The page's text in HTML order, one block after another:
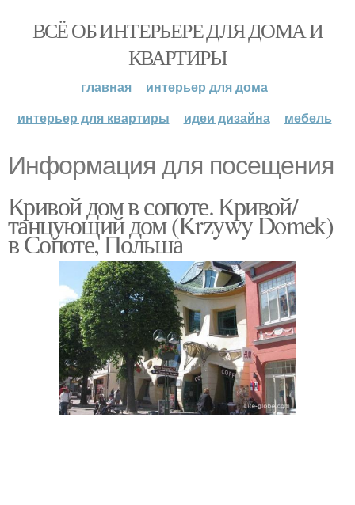
ВСЁ ОБ ИНТЕРЬЕРЕ ДЛЯ ДОМА И
КВАРТИРЫ
главная
интерьер для дома
интерьер для квартиры
идеи дизайна мебель
Информация для посещения
Кривой дом в сопоте. Кривой/
танцующий дом (Krzywy Domek)
в Сопоте, Польша